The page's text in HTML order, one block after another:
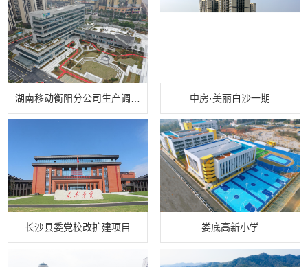
中房·美丽白沙一期
长沙县委党校改扩建项目 娄底高新小学